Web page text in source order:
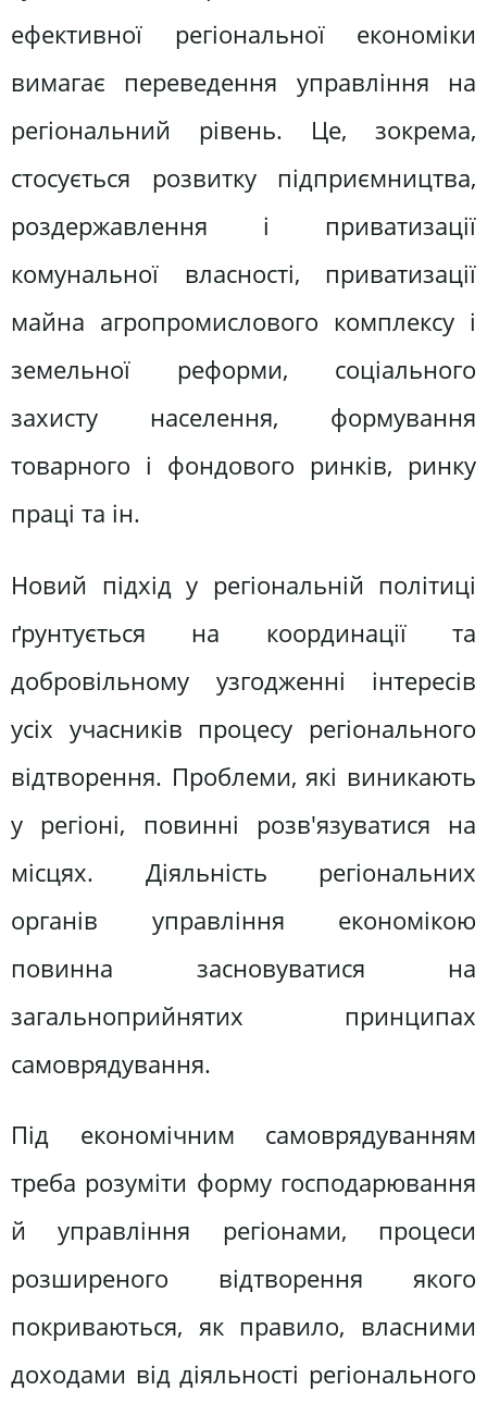
ефективної регіональної економіки
вимагає переведення управління на
регіональний рівень. Це, зокрема,
стосується розвитку підприємництва,
роздержавлення і приватизації
комунальної власності, приватизації
майна агропромислового комплексу і
земельної реформи, соціального
захисту населення, формування
товарного і фондового ринків, ринку
праці та ін.
Новий підхід у регіональній політиці
ґрунтується на координації та
добровільному узгодженні інтересів
усіх учасників процесу регіонального
відтворення. Проблеми, які виникають
у регіоні, повинні розв'язуватися на
місцях. Діяльність регіональних
органів управління економікою
повинна засновуватися на
загальноприйнятих принципах
самоврядування.
Під економічним самоврядуванням
треба розуміти форму господарювання
й управління регіонами, процеси
розширеного відтворення якого
покриваються, як правило, власними
доходами від діяльності регіонального